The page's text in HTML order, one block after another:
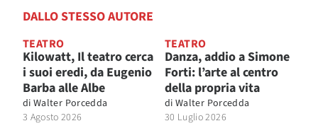
DALLO STESSO AUTORE
TEATRO
Kilowatt, Il teatro cerca
i suoi eredi, da Eugenio
Barba alle Albe
di Walter Porcedda
3 Agosto 2026
TEATRO
Danza, addio a Simone
Forti: l’arte al centro
della propria vita
di Walter Porcedda
30 Luglio 2026